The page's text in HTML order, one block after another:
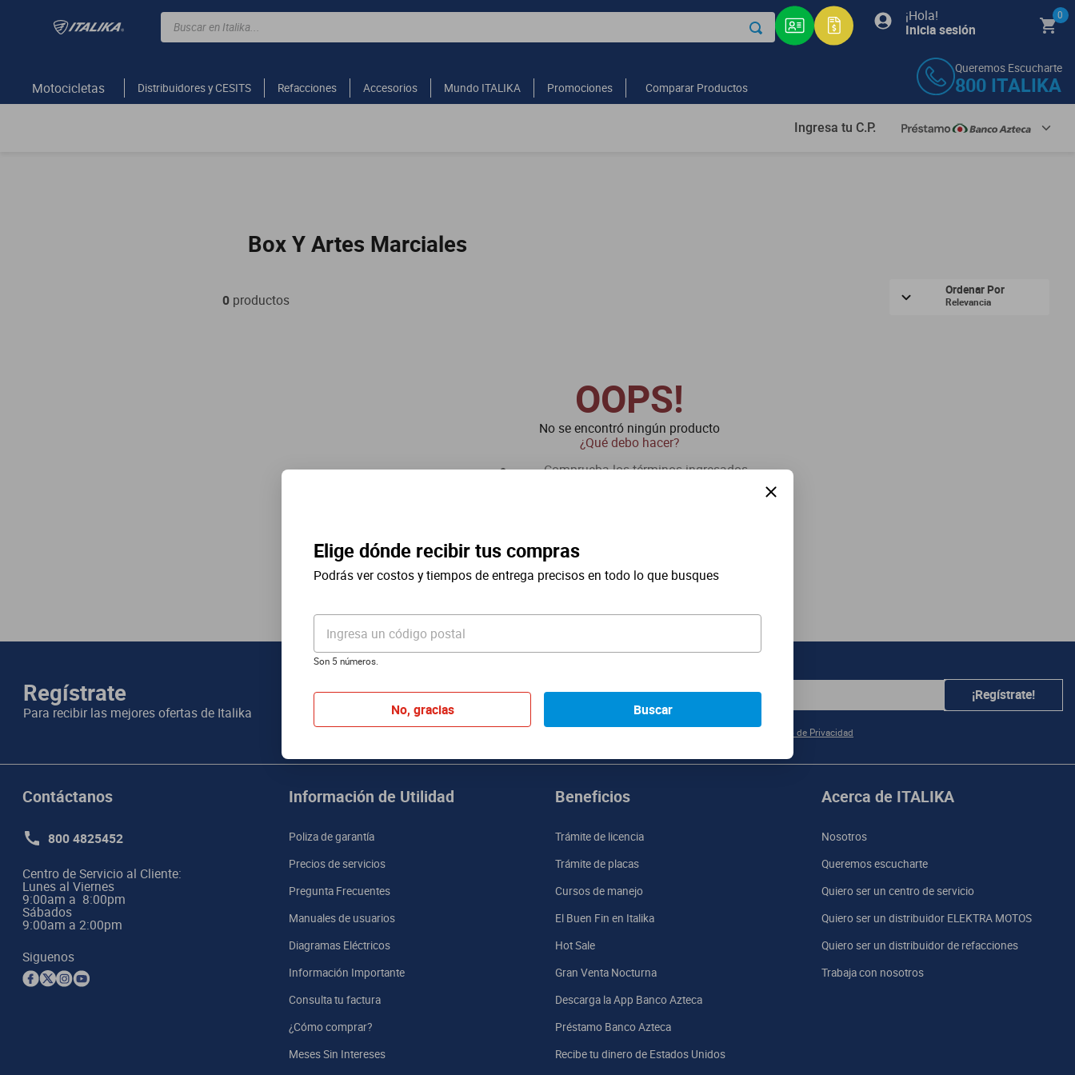
Buscar en Italika...
¡Hola!
Inicia sesión
0
Motocicletas Distribuidores y CESITS Refacciones Accesorios Mundo ITALIKA Promociones Comparar Productos
Queremos Escucharte
800 ITALIKA
Ingresa tu C.P.
Elige dónde recibir tus compras
Podrás ver costos y tiempos de entrega precisos en todo lo que busques
Ingresa un código postal
Son 5 números.
No, gracias Buscar
Box Y Artes Marciales
0 productos
Ordenar Por
Relevancia
OOPS!
No se encontró ningún producto
¿Qué debo hacer?
Comprueba los términos ingresados
Regístrate
Para recibir las mejores ofertas de Italika
¡Regístrate!
Aviso de Privacidad
Contáctanos
800 4825452
Centro de Servicio al Cliente:
Lunes al Viernes
9:00am a  8:00pm
Sábados
9:00am a 2:00pm
Siguenos
Información de Utilidad
Poliza de garantía
Precios de servicios
Pregunta Frecuentes
Manuales de usuarios
Diagramas Eléctricos
Información Importante
Consulta tu factura
¿Cómo comprar?
Meses Sin Intereses
Beneficios
Trámite de licencia
Trámite de placas
Cursos de manejo
El Buen Fin en Italika
Hot Sale
Gran Venta Nocturna
Descarga la App Banco Azteca
Préstamo Banco Azteca
Recibe tu dinero de Estados Unidos
Acerca de ITALIKA
Nosotros
Queremos escucharte
Quiero ser un centro de servicio
Quiero ser un distribuidor ELEKTRA MOTOS
Quiero ser un distribuidor de refacciones
Trabaja con nosotros
dm 300